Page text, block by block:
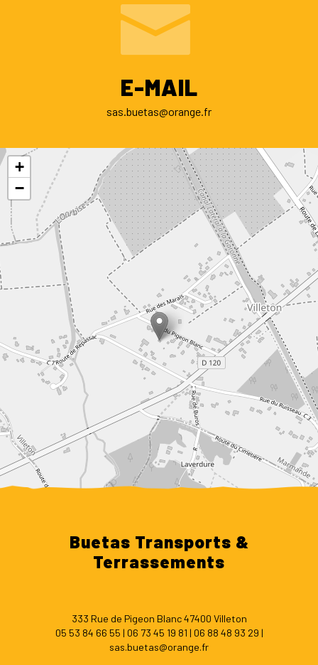
E-MAIL
sas.buetas@orange.fr
+
−
Buetas Transports &
Terrassements
333 Rue de Pigeon Blanc 47400 Villeton
05 53 84 66 55 | 06 73 45 19 81 | 06 88 48 93 29 |
sas.buetas@orange.fr